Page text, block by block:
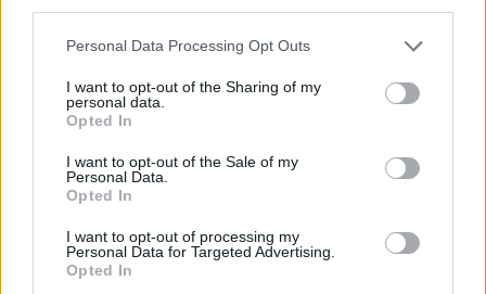
Personal Data Processing Opt Outs
I want to opt-out of the Sharing of my
personal data.
Opted In
I want to opt-out of the Sale of my
Personal Data.
Opted In
I want to opt-out of processing my
Personal Data for Targeted Advertising.
Opted In
γεννηθεί μέσω εξωσωματικής, με
27 Φεβρουαρίου 2026
Μεταπροπονητική πείνα: Ο λόγος
που θέλεις να καταβροχθίσεις τα
πάντα μετά την άσκηση